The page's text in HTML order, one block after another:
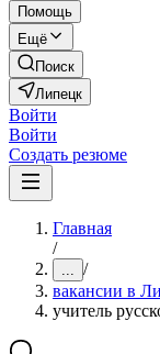
Помощь
Ещё
Поиск
Липецк
Войти
Войти
Создать резюме
Главная
/
... /
вакансии в
учитель